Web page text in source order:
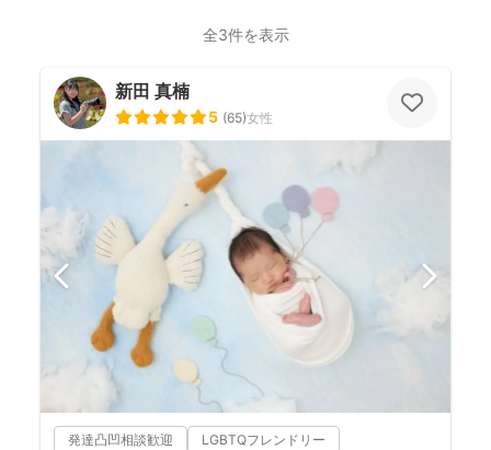
全3件を表示
新田 真楠
5 (65)女性
発達凸凹相談歓迎 LGBTQフレンドリー